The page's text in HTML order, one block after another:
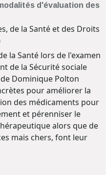
d'évaluation des
de la Santé et des Droits
la Santé lors de l'examen
de la Sécurité sociale
Dominique Polton
pour améliorer la
des médicaments pour
et pérenniser le
alors que de
mais chers, font leur